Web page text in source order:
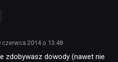
czerwca 2014 o 13:48
zdobywasz dowody (nawet nie